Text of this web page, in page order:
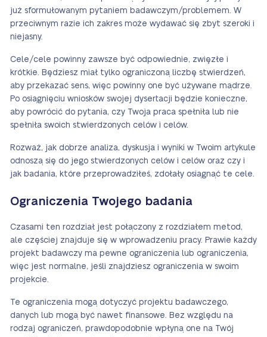
już sformułowanym pytaniem badawczym/problemem. W
przeciwnym razie ich zakres może wydawać się zbyt szeroki i
niejasny.
Cele/cele powinny zawsze być odpowiednie, zwięzłe i
krótkie. Będziesz miał tylko ograniczoną liczbę stwierdzeń,
aby przekazać sens, więc powinny one być używane mądrze.
Po osiągnięciu wniosków swojej dysertacji będzie konieczne,
aby powrócić do pytania, czy Twoja praca spełniła lub nie
spełniła swoich stwierdzonych celów i celów.
Rozważ, jak dobrze analiza, dyskusja i wyniki w Twoim artykule
odnoszą się do jego stwierdzonych celów i celów oraz czy i
jak badania, które przeprowadziłeś, zdołały osiągnąć te cele.
Ograniczenia Twojego badania
Czasami ten rozdział jest połączony z rozdziałem metod,
ale częściej znajduje się w wprowadzeniu pracy. Prawie każdy
projekt badawczy ma pewne ograniczenia lub ograniczenia,
więc jest normalne, jeśli znajdziesz ograniczenia w swoim
projekcie.
Te ograniczenia mogą dotyczyć projektu badawczego,
danych lub mogą być nawet finansowe. Bez względu na
rodzaj ograniczeń, prawdopodobnie wpłyną one na Twój